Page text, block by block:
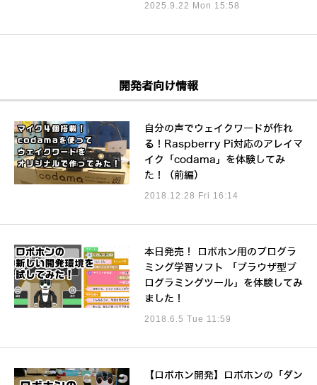
2025.9.22 Mon 15:58
開発者向け情報
自分の声でウェイクワードが作れ
る！Raspberry Pi対応のアレイマ
イク「codama」を体験してみ
た！（前編）
2018.12.28 Fri 16:14
本日発売！ ロボホン用のプログラ
ミング学習ソフト 「ブラウザ型プ
ログラミングツール」を体験してみ
ました！
2018.6.5 Tue 11:59
【ロボホン開発】ロボホンの「ダン